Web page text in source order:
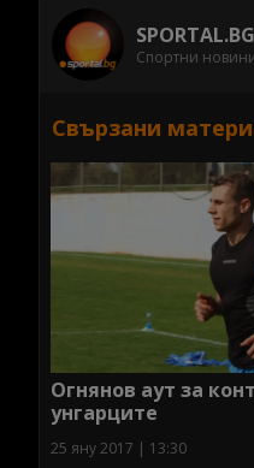
SPORTAL.BG
Спортни
Свързани
Огнянов аут за
унгарците
25 яну 2017 | 13:30